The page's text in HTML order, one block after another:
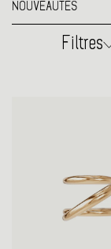
NOUVEAUTÉS
Filtres